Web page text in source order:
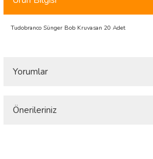
Tudobranco Sünger Bob Kruvasan 20 Adet
Yorumlar
Önerileriniz